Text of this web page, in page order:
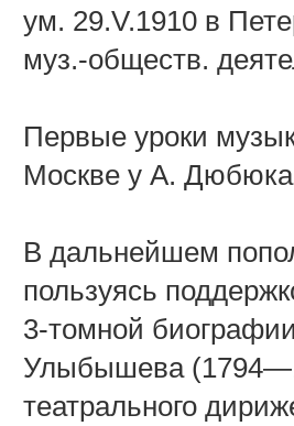
ум. 29.V.1910 в
муз.-обществ.
Первые уроки
Москве у А.
В дальнейшем
пользуясь
3-томной
Улыбышева
театрального